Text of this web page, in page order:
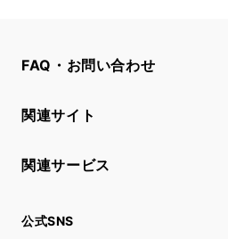
FAQ・お問い合わせ
関連サイト
関連サービス
公式SNS